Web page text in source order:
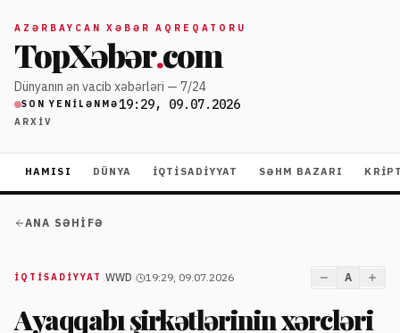
AZƏRBAYCAN XƏBƏR AQREQATORU
TopXəbər.com
Dünyanın ən vacib xəbərləri — 7/24
SON YENILƏNMƏ19:29, 09.07.2026
ARXIV
HAMISI DÜNYA İQTISADIYYAT SƏHM BAZARI
ANA SƏHIFƏ
İQTISADIYYAT WWD 19:29, 09.07.2026 A
Ayaqqabı şirkətlərinin xərcləri